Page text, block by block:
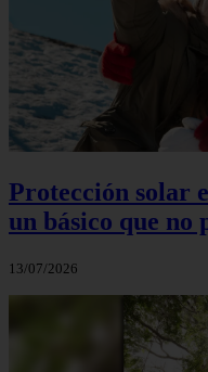
Protección solar
un básico que no
13/07/2026